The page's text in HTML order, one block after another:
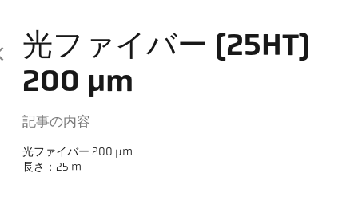
光ファイバー (25HT)
200 µm
記事の内容
光ファイバー 200 µm
長さ：25 m